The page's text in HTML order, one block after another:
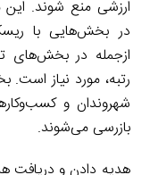
ارزشی منع شوند. این
در بخش‌هایی با
ازجمله در بخش‌های
رتبه، مورد نیاز است.
شهروندان و
بازرسی می‌شوند.